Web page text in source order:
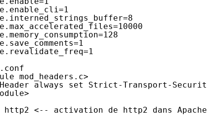
mod_headers.c>
Header always set Strict-Transport-Security
http2 <-- activation de http2 dans Apache